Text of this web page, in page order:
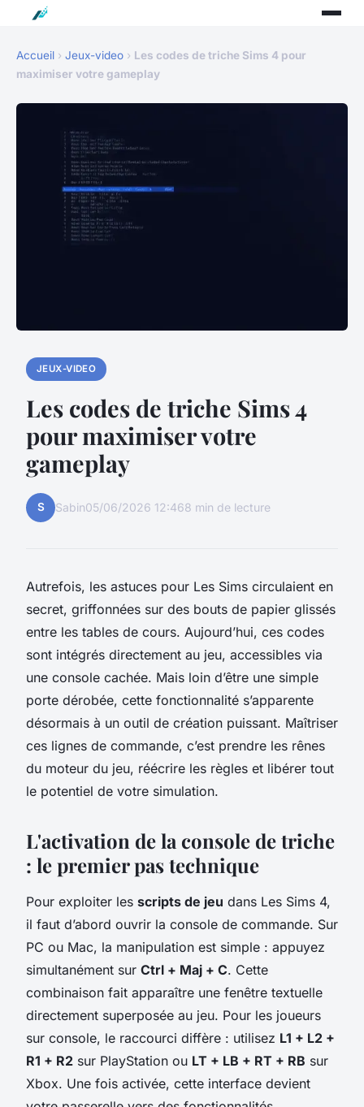
Accueil › Jeux-video › Les codes de triche Sims 4 pour
maximiser votre gameplay
JEUX-VIDEO
Les codes de triche Sims 4
pour maximiser votre
gameplay
S Sabin05/06/2026 12:468 min de lecture
Autrefois, les astuces pour Les Sims circulaient en
secret, griffonnées sur des bouts de papier glissés
entre les tables de cours. Aujourd’hui, ces codes
sont intégrés directement au jeu, accessibles via
une console cachée. Mais loin d’être une simple
porte dérobée, cette fonctionnalité s’apparente
désormais à un outil de création puissant. Maîtriser
ces lignes de commande, c’est prendre les rênes
du moteur du jeu, réécrire les règles et libérer tout
le potentiel de votre simulation.
L'activation de la console de triche
: le premier pas technique
Pour exploiter les scripts de jeu dans Les Sims 4,
il faut d’abord ouvrir la console de commande. Sur
PC ou Mac, la manipulation est simple : appuyez
simultanément sur Ctrl + Maj + C. Cette
combinaison fait apparaître une fenêtre textuelle
directement superposée au jeu. Pour les joueurs
sur console, le raccourci diffère : utilisez L1 + L2 +
R1 + R2 sur PlayStation ou LT + LB + RT + RB sur
Xbox. Une fois activée, cette interface devient